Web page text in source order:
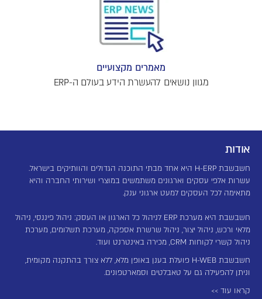
מאמרים מקצועיים
מגוון נושאים להעשרת הידע בעולם ה-ERP
אודות
חשבשבת H-ERP היא אחד מבתי התוכנה הגדולים והוותיקים בישראל.
עשרות אלפי עסקים וארגונים משתמשים במוצרי ושירותי החברה והיא
מתאימה לכל העסקים למעט ארגוני ענק.
חשבשבת היא מערכת ERP לניהול כל הארגון או העסק: ניהול פיננסי, ניהול
מלאי ורכש, ניהול יצור, ניהול שרשרת אספקה, מערכת תשלומים, מערכת
ניהול קשרי לקוחות CRM, מכירה באינטרנט ועוד.
חשבשבת H-WEB פועלת בענן באופן מלא, ללא צורך בהתקנה מקומית,
וניתן להפעילה גם על טאבלטים וסמארטפונים.
קראו עוד >>